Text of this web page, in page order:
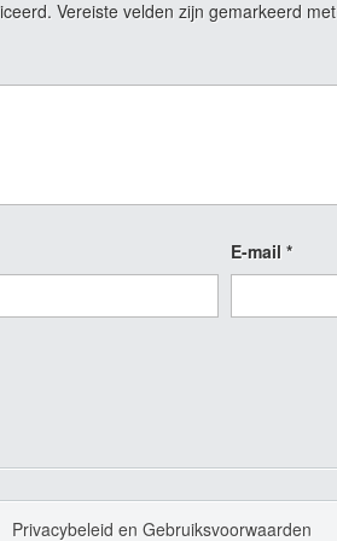
Vereiste velden zijn gemarkeerd met
E-mail *
Privacybeleid en Gebruiksvoorwaarden